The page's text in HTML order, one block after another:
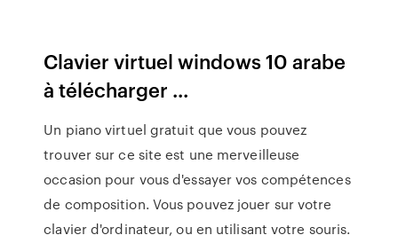
Clavier virtuel windows 10 arabe
à télécharger ...
Un piano virtuel gratuit que vous pouvez
trouver sur ce site est une merveilleuse
occasion pour vous d'essayer vos compétences
de composition. Vous pouvez jouer sur votre
clavier d'ordinateur, ou en utilisant votre souris.